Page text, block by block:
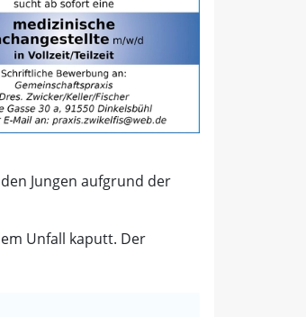
Jungen aufgrund der
Unfall kaputt. Der